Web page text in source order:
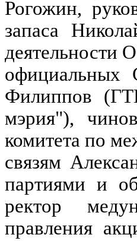
Рогожин,
запаса
деятельности
Филиппов
мэрия"),
комитета по
связям
партиями и
ректор
правления